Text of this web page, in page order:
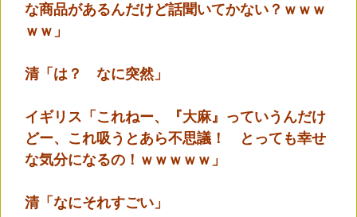
な商品があるんだけど話聞いてかない？ｗｗｗ
ｗｗ」
清「は？ なに突然」
イギリス「これねー、『大麻』っていうんだけ
どー、これ吸うとあら不思議！ とっても幸せ
な気分になるの！ｗｗｗｗｗ」
清「なにそれすごい」